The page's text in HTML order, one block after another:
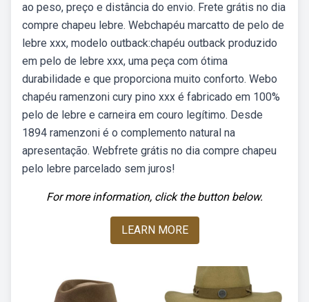
ao peso, preço e distância do envio. Frete grátis no dia
compre chapeu lebre. Webchapéu marcatto de pelo de
lebre xxx, modelo outback:chapéu outback produzido
em pelo de lebre xxx, uma peça com ótima
durabilidade e que proporciona muito conforto. Webo
chapéu ramenzoni cury pino xxx é fabricado em 100%
pelo de lebre e carneira em couro legítimo. Desde
1894 ramenzoni é o complemento natural na
apresentação. Webfrete grátis no dia compre chapeu
pelo lebre parcelado sem juros!
For more information, click the button below.
LEARN MORE